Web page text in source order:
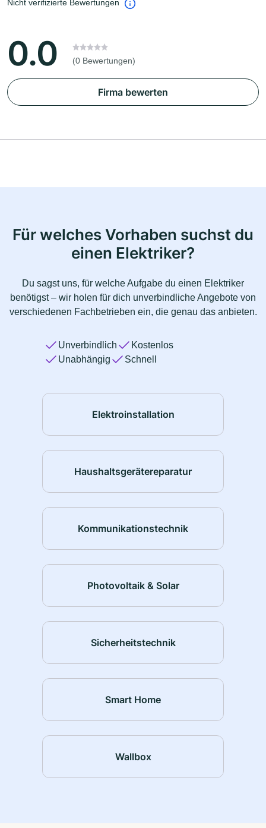
Nicht verifizierte Bewertungen
0.0 (0 Bewertungen)
Firma bewerten
Für welches Vorhaben suchst du
einen Elektriker?
Du sagst uns, für welche Aufgabe du einen Elektriker
benötigst – wir holen für dich unverbindliche Angebote von
verschiedenen Fachbetrieben ein, die genau das anbieten.
Unverbindlich
Kostenlos
Unabhängig
Schnell
Elektroinstallation
Haushaltsgerätereparatur
Kommunikationstechnik
Photovoltaik & Solar
Sicherheitstechnik
Smart Home
Wallbox